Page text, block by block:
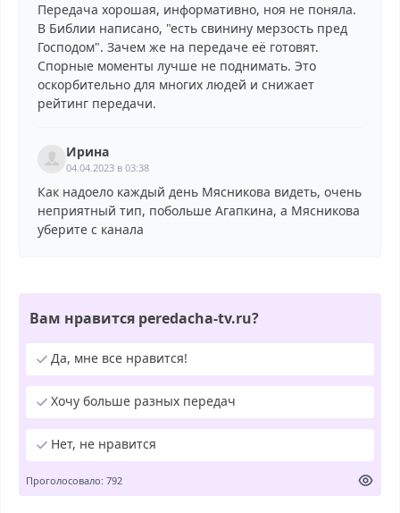
Передача хорошая, информативно, ноя не поняла.
В Библии написано, "есть свинину мерзость пред
Господом". Зачем же на передаче её готовят.
Спорные моменты лучше не поднимать. Это
оскорбительно для многих людей и снижает
рейтинг передачи.
Ирина
04.04.2023 в 03:38
Как надоело каждый день Мясникова видеть, очень
неприятный тип, побольше Агапкина, а Мясникова
уберите с канала
Вам нравится peredacha-tv.ru?
Да, мне все нравится!
Хочу больше разных передач
Нет, не нравится
Проголосовало: 792